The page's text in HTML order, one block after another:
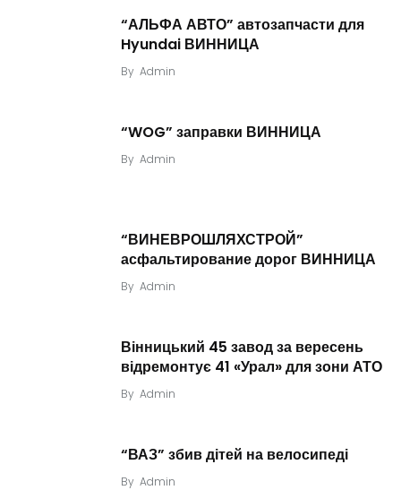
“АЛЬФА АВТО” автозапчасти для
Hyundai ВИННИЦА
By Admin
“WOG” заправки ВИННИЦА
By Admin
“ВИНЕВРОШЛЯХСТРОЙ”
асфальтирование дорог ВИННИЦА
By Admin
Вінницький 45 завод за вересень
відремонтує 41 «Урал» для зони АТО
By Admin
“ВАЗ” збив дітей на велосипеді
By Admin